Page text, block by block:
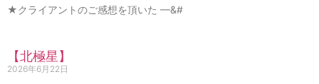
★クライアントのご感想を頂いた —&#
【北極星】
2026年6月22日